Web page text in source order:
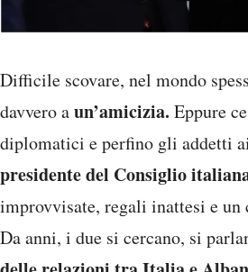
Difficile scovare, nel mondo
davvero aun’amicizia. Eppure
diplomatici e perfino gli addetti
presidente del Consiglio
improvvisate, regali inattesi e un
Da anni, i due si cercano, si